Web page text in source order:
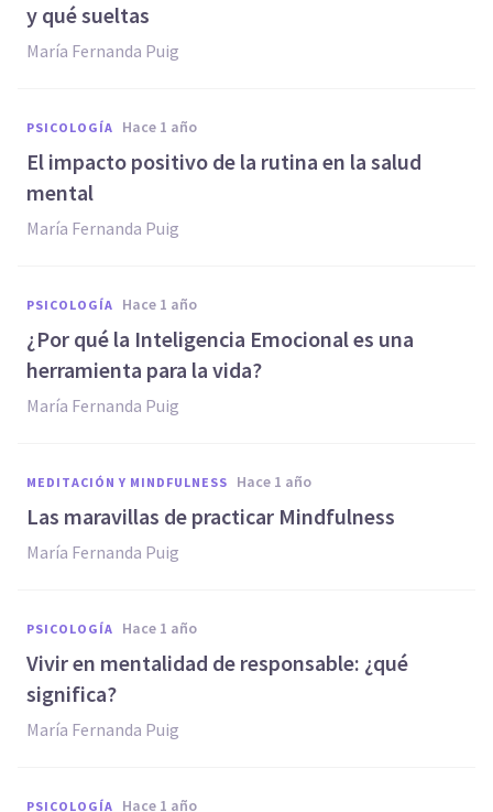
y qué sueltas
María Fernanda Puig
PSICOLOGÍA hace 1 año
El impacto positivo de la rutina en la salud
mental
María Fernanda Puig
PSICOLOGÍA hace 1 año
¿Por qué la Inteligencia Emocional es una
herramienta para la vida?
María Fernanda Puig
MEDITACIÓN Y MINDFULNESS hace 1 año
Las maravillas de practicar Mindfulness
María Fernanda Puig
PSICOLOGÍA hace 1 año
Vivir en mentalidad de responsable: ¿qué
significa?
María Fernanda Puig
PSICOLOGÍA hace 1 año